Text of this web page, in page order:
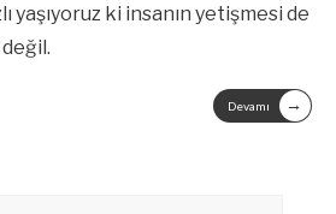
yaşıyoruz ki insanın yetişmesi de
Devamı →